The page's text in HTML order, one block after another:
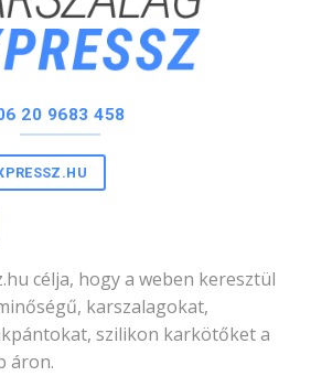
20 9683 458
célja, hogy a weben keresztül
karszalagokat,
szilikon karkötőket a
áron.